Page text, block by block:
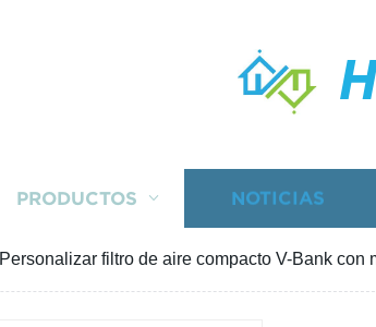
PRODUCTOS NOTICIAS
Personalizar filtro de aire compacto V-Bank